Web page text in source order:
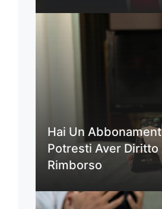
Hai Un
Potresti Aver Diritto
Rimborso